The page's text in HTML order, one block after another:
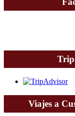
Viajes a